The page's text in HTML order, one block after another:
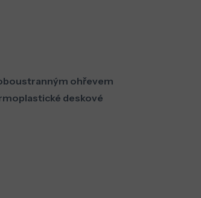
ohřevem
deskové